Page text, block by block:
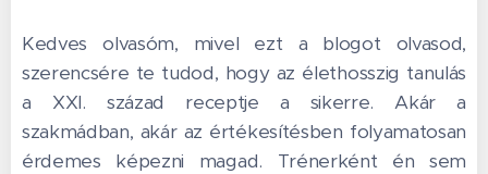
Kedves olvasóm, mivel ezt a blogot olvasod,
szerencsére te tudod, hogy az élethosszig tanulás
a XXI. század receptje a sikerre. Akár a
szakmádban, akár az értékesítésben folyamatosan
érdemes képezni magad. Trénerként én sem